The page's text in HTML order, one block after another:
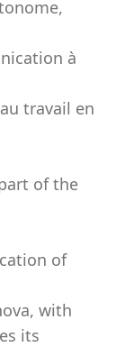
à
travail en
of the
of
with
its